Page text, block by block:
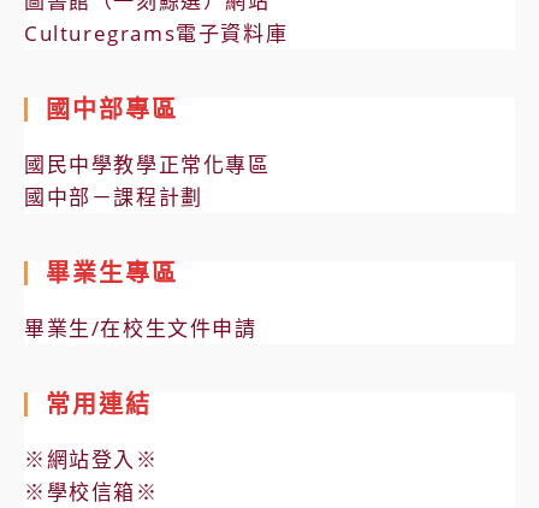
Culturegrams電子資料庫
國中部專區
國民中學教學正常化專區
國中部－課程計劃
畢業生專區
畢業生/在校生文件申請
常用連結
※網站登入※
※學校信箱※